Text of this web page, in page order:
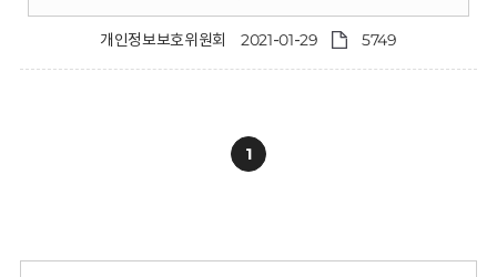
개인정보보호위원회 2021-01-29 5749
1